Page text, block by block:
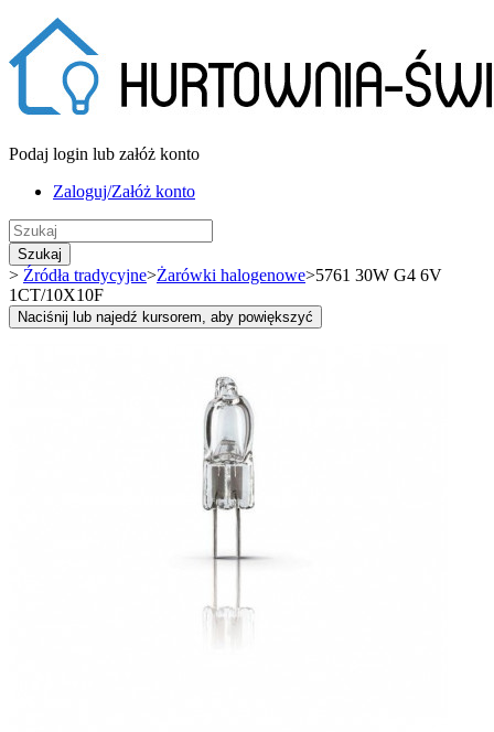
Podaj login lub załóż konto
Zaloguj/Załóż konto
Szukaj
> Źródła tradycyjne>Żarówki halogenowe>5761 30W G4 6V
1CT/10X10F
Naciśnij lub najedź kursorem, aby powiększyć